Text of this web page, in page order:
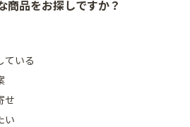
商品をお探しですか？
いる
せ
い